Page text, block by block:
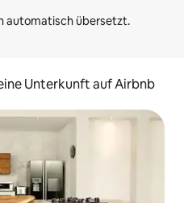
Unterkunft auf Airbnb